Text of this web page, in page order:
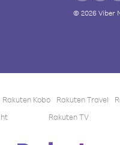
© 2026Viber
Rakuten Kobo Rakuten Travel
Rakuten TV